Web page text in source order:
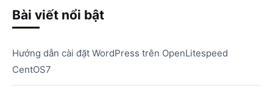
Bài viết nổi bật
Hướng dẫn cài đặt WordPress trên OpenLitespeed
CentOS7